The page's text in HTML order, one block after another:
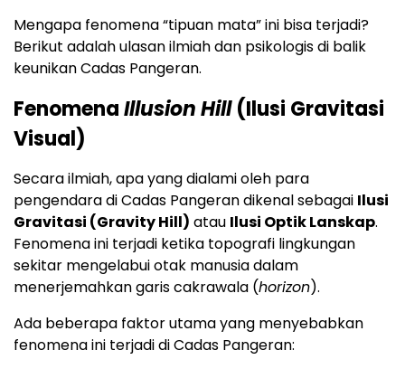
Mengapa fenomena “tipuan mata” ini bisa terjadi?
Berikut adalah ulasan ilmiah dan psikologis di balik
keunikan Cadas Pangeran.
FenomenaIllusion Hill(Ilusi Gravitasi
Visual)
Secara ilmiah, apa yang dialami oleh para
pengendara di Cadas Pangeran dikenal sebagai Ilusi
Gravitasi (Gravity Hill) atau Ilusi Optik Lanskap.
Fenomena ini terjadi ketika topografi lingkungan
sekitar mengelabui otak manusia dalam
menerjemahkan garis cakrawala (horizon).
Ada beberapa faktor utama yang menyebabkan
fenomena ini terjadi di Cadas Pangeran: